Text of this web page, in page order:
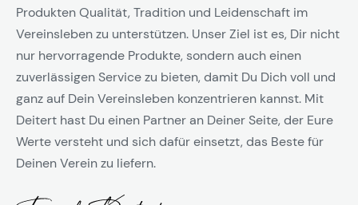
Produkten Qualität, Tradition und Leidenschaft im
Vereinsleben zu unterstützen. Unser Ziel ist es, Dir nicht
nur hervorragende Produkte, sondern auch einen
zuverlässigen Service zu bieten, damit Du Dich voll und
ganz auf Dein Vereinsleben konzentrieren kannst. Mit
Deitert hast Du einen Partner an Deiner Seite, der Eure
Werte versteht und sich dafür einsetzt, das Beste für
Deinen Verein zu liefern.